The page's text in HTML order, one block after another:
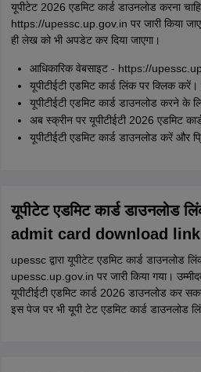
यूपीटेट 2026 एडमिट कार्ड डाउनलोड करना
https://upessc.up.gov.in पर जारी किया
ही लेख को भी अपडेट कर दिया जाएगा।
आधिकारिक वेबसाइट - https://
यूपीटीईटी एडमिट कार्ड लिंक पर क्लिक करें।
यूपीटीईटी एडमिट कार्ड डाउनलोड करने के
अब स्क्रीन पर यूपीटीईटी 2026 एडमिट कार्ड
यूपीटीईटी एडमिट कार्ड डाउनलोड करें और
यूपीटेट एडमिट कार्ड डाउनलोड
admit card download link
upessc द्वारा यूपीटेट एडमिट कार्ड डाउनलोड
upessc.up.gov.in पर जारी किया गया।
यूपीटीईटी एडमिट कार्ड 2026 डाउनलोड कर
इस पेज पर भी यूपी टेट एडमिट कार्ड डाउनलोड